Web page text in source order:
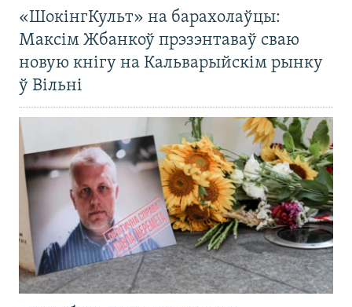
«ШокінгКульт» на барахолаўцы:
Максім Жбанкоў прэзэнтаваў сваю
новую кнігу на Кальварыйскім рынку
ў Вільні